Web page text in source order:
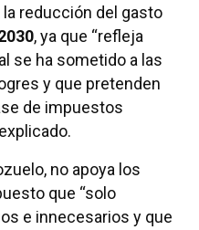
reducción del gasto
, ya que “refleja
se ha sometido a las
y que pretenden
de impuestos
no apoya los
que “solo
e innecesarios y que